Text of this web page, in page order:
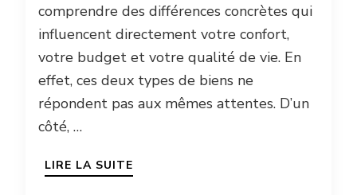
comprendre des différences concrètes qui
influencent directement votre confort,
votre budget et votre qualité de vie. En
effet, ces deux types de biens ne
répondent pas aux mêmes attentes. D’un
côté, …
LIRE LA SUITE